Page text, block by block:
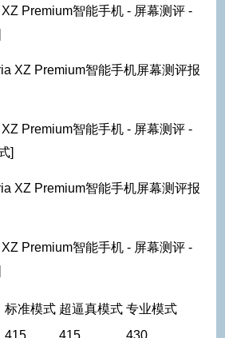
Premium智能手机 - 屏幕测评 -
Premium智能手机 - 屏幕测评 -
]
Premium智能手机 - 屏幕测评 -
标准模式 超逼真模式 专业模式
415 415 430